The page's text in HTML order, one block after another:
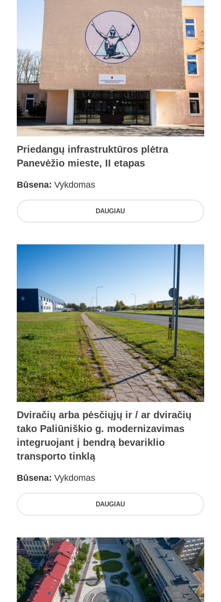
Priedangų infrastruktūros plėtra
Panevėžio mieste, II etapas
Būsena: Vykdomas
DAUGIAU
Dviračių arba pėsčiųjų ir / ar dviračių
tako Paliūniškio g. modernizavimas
integruojant į bendrą bevariklio
transporto tinklą
Būsena: Vykdomas
DAUGIAU